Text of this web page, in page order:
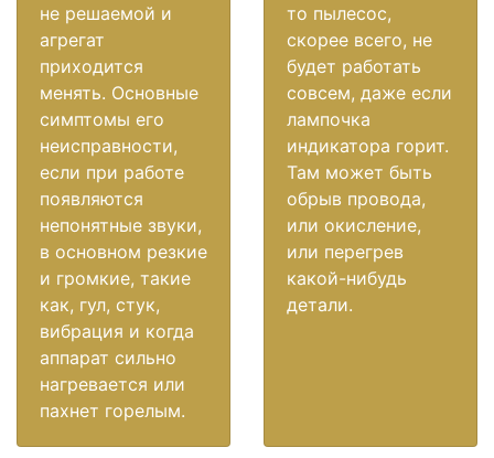
не решаемой и
агрегат
приходится
менять. Основные
симптомы его
неисправности,
если при работе
появляются
непонятные звуки,
в основном резкие
и громкие, такие
как, гул, стук,
вибрация и когда
аппарат сильно
нагревается или
пахнет горелым.
то пылесос,
скорее всего, не
будет работать
совсем, даже если
лампочка
индикатора горит.
Там может быть
обрыв провода,
или окисление,
или перегрев
какой-нибудь
детали.